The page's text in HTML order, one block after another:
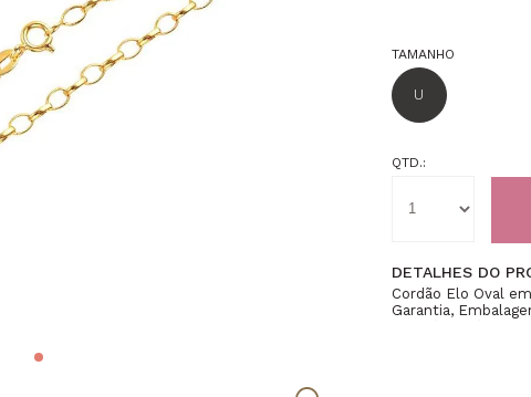
TAMANHO
U
QTD.:
DETALHES DO
Cordão Elo Oval
Garantia,